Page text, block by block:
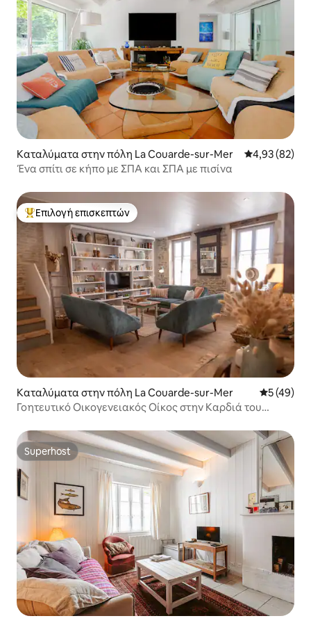
Καταλύματα στην πόλη La Couarde-sur-Mer Μέση
4,93 (82)
Ένα σπίτι σε κήπο με ΣΠΑ και ΣΠΑ με πισίνα
Κορυφαία επιλογή επισκεπτών
Επιλογή επισκεπτών
Καταλύματα στην πόλη La Couarde-sur-Mer Μέση
5 (49)
Γοητευτικό Οικογενειακός Οίκος στην Καρδιά του
Superhost
Superhost